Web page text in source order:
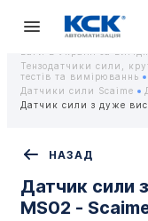
Головна Обладнання
Тензодатчики та
Тензодатчики сили,
тестів та вимірюваннь
Датчики сили Scaime
Датчик сили з дуже
НАЗАД
Датчик сили
MS02 -